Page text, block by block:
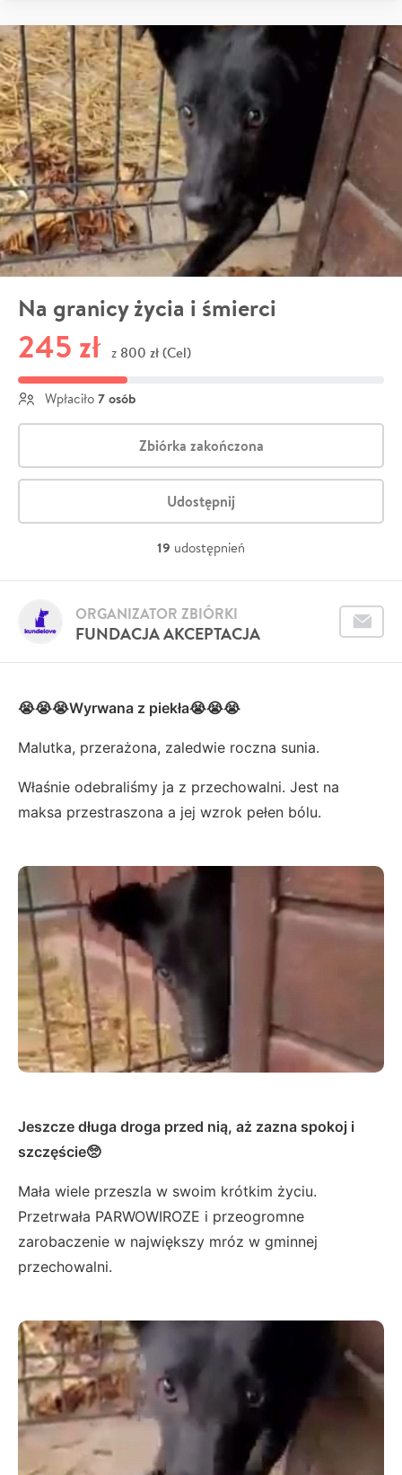
Na granicy życia i śmierci
245 zł z 800 zł (Cel)
Wpłaciło 7 osób
Zbiórka zakończona
Udostępnij
19 udostępnień
FUNDACJA AKCEPTACJA
ORGANIZATOR ZBIÓRKI
😭😭😭Wyrwana z piekła😭😭😭
Malutka, przerażona, zaledwie roczna sunia.
Właśnie odebraliśmy ja z przechowalni. Jest na
maksa przestraszona a jej wzrok pełen bólu.
Jeszcze długa droga przed nią, aż zazna spokoj i
szczęście🥺
Mała wiele przeszla w swoim krótkim życiu.
Przetrwała PARWOWIROZE i przeogromne
zarobaczenie w największy mróz w gminnej
przechowalni.